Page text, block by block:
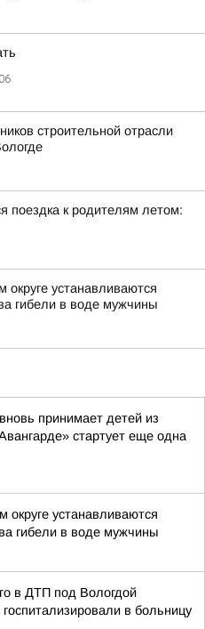
строительной отрасли
поездка к родителям летом:
округе устанавливаются
гибели в воде мужчины
принимает детей из
стартует еще одна
округе устанавливаются
гибели в воде мужчины
в ДТП под Вологдой
госпитализировали в больницу